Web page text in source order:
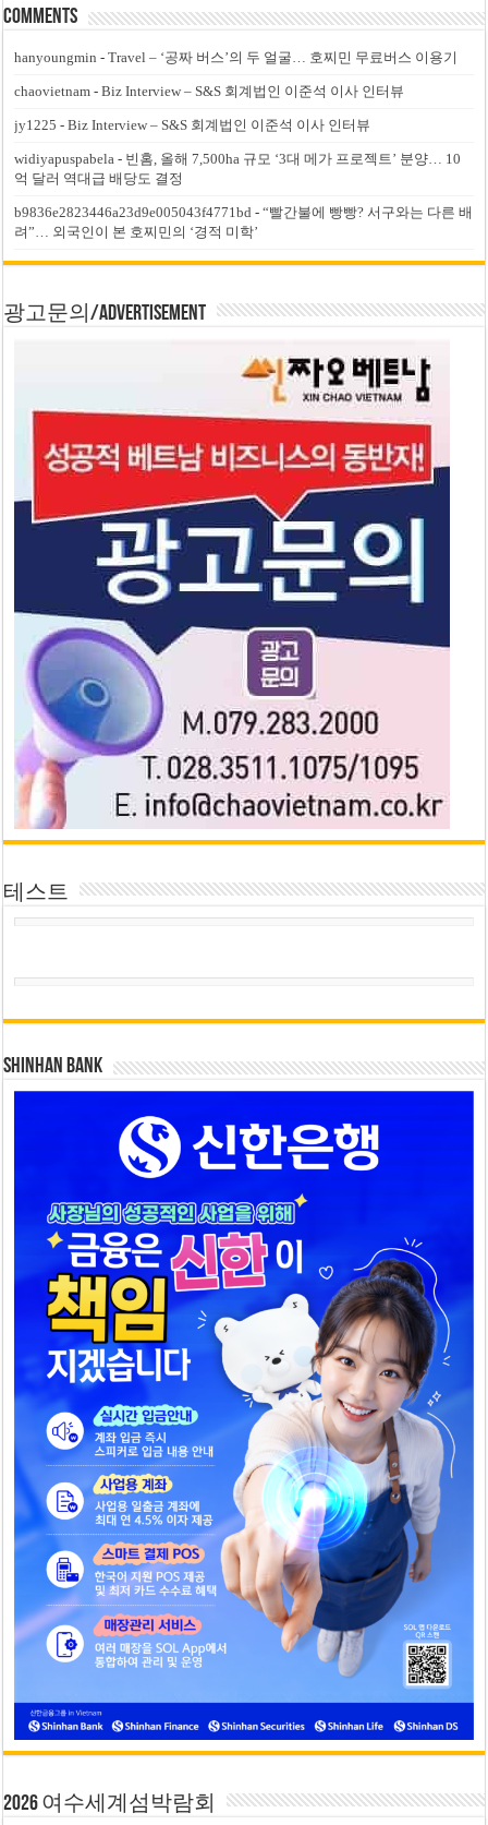
Comments
hanyoungmin -Travel – ‘공짜 버스’의 두 얼굴… 호찌민 무료버스 이용기
chaovietnam -Biz Interview – S&S 회계법인 이준석 이사 인터뷰
jy1225 -Biz Interview – S&S 회계법인 이준석 이사 인터뷰
widiyapuspabela - 빈홈, 올해 7,500ha 규모 ‘3대 메가 프로젝트’ 분양… 10
억 달러 역대급 배당도 결정
b9836e2823446a23d9e005043f4771bd -“빨간불에 빵빵? 서구와는 다른 배
려”… 외국인이 본 호찌민의 ‘경적 미학’
광고문의/Advertisement
테스트
SHINHAN BANK
2026 여수세계섬박람회